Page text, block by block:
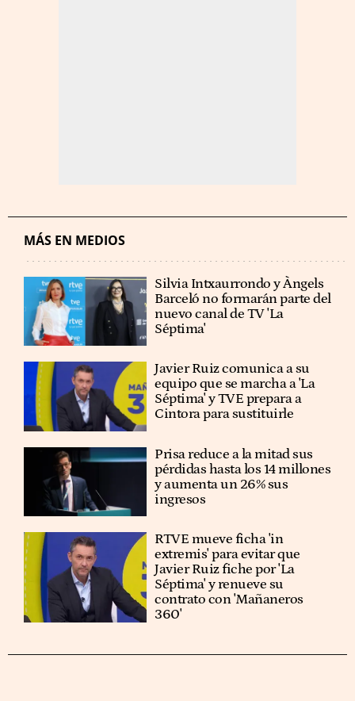
MÁS EN MEDIOS
Silvia Intxaurrondo y Àngels
Barceló no formarán parte del
nuevo canal de TV 'La
Séptima'
Javier Ruiz comunica a su
equipo que se marcha a 'La
Séptima' y TVE prepara a
Cintora para sustituirle
Prisa reduce a la mitad sus
pérdidas hasta los 14 millones
y aumenta un 26% sus
ingresos
RTVE mueve ficha 'in
extremis' para evitar que
Javier Ruiz fiche por 'La
Séptima' y renueve su
contrato con 'Mañaneros
360'